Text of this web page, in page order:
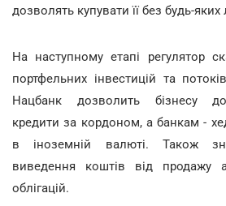
дозволять купувати її без будь-яких
На наступному етапі регулятор
портфельних інвестицій та
Нацбанк дозволить бізнесу
кредити за кордоном, а банкам -
в іноземній валюті. Також
виведення коштів від продажу
облігацій.